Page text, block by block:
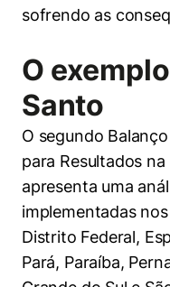
sofrendo as
O
Santo
O segundo
para Resultados
apresenta uma
implementadas
Distrito Federal,
Pará, Paraíba,
Cookies estritamente
Cookies de